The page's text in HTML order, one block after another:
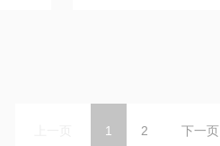
1 2 下一页